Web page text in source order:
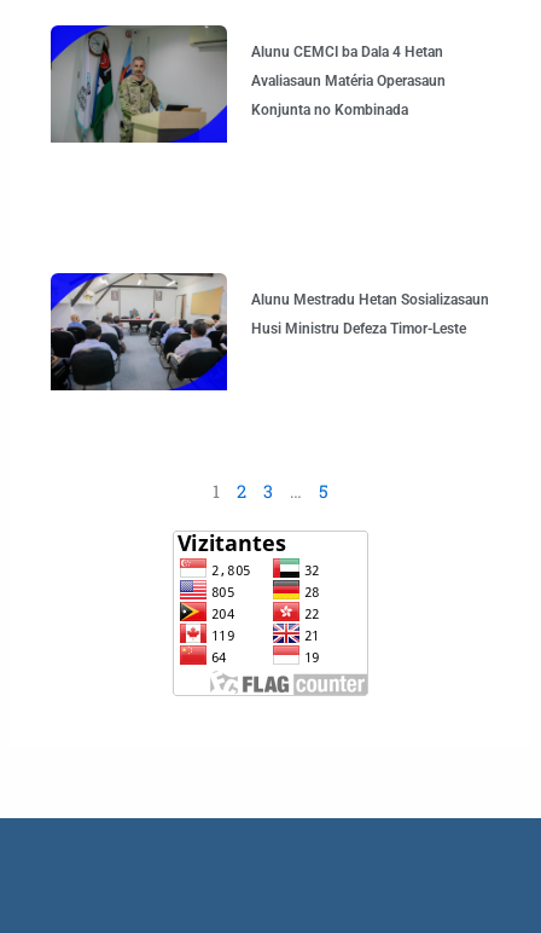
Alunu CEMCI ba Dala 4 Hetan
Avaliasaun Matéria Operasaun
Konjunta no Kombinada
Alunu Mestradu Hetan Sosializasaun
Husi Ministru Defeza Timor-Leste
1 2 3 … 5